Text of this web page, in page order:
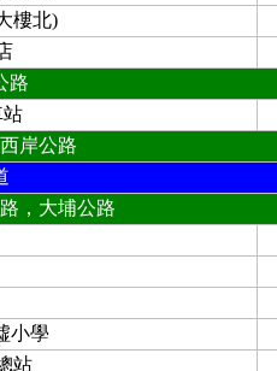
樓北)
路
岸公路
，大埔公路
小學
站